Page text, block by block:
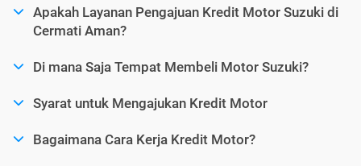
Apakah Layanan Pengajuan Kredit Motor Suzuki di
Cermati Aman?
Di mana Saja Tempat Membeli Motor Suzuki?
Syarat untuk Mengajukan Kredit Motor
Bagaimana Cara Kerja Kredit Motor?